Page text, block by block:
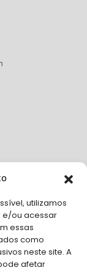
utilizamos
e/ou acessar
essas
como
neste site. A
afetar